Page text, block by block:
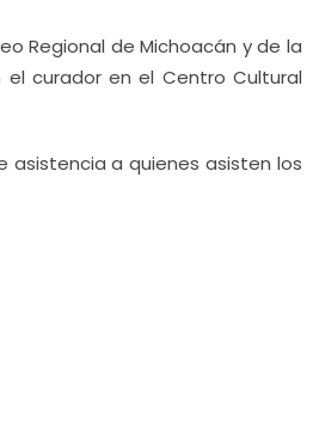
Regional de Michoacán y de la
el curador en el Centro Cultural
asistencia a quienes asisten los